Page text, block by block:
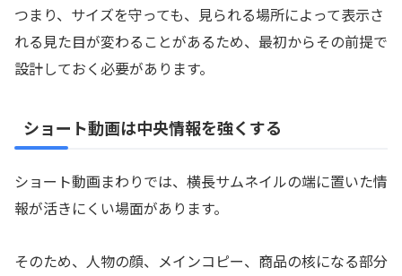
つまり、サイズを守っても、見られる場所によって表示さ
れる見た目が変わることがあるため、最初からその前提で
設計しておく必要があります。
ショート動画は中央情報を強くする
ショート動画まわりでは、横長サムネイルの端に置いた情
報が活きにくい場面があります。
そのため、人物の顔、メインコピー、商品の核になる部分